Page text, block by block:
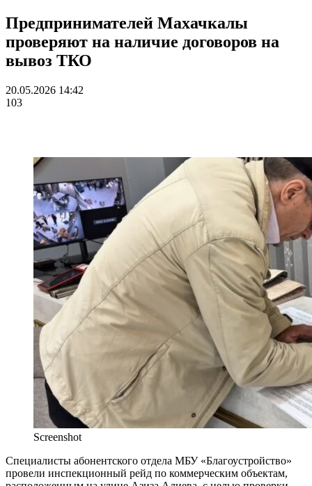
Предпринимателей Махачкалы
проверяют на наличие договоров на
вывоз ТКО
20.05.2026 14:42
103
Screenshot
Специалисты абонентского отдела МБУ «Благоустройство»
провели инспекционный рейд по коммерческим объектам,